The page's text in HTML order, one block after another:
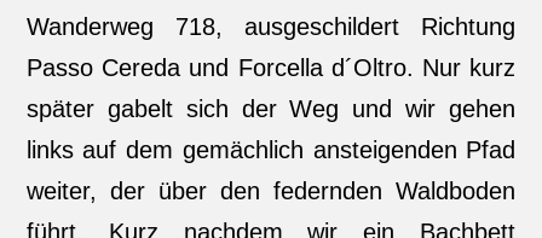
Wanderweg 718, ausgeschildert Richtung
Passo Cereda und Forcella d´Oltro. Nur kurz
später gabelt sich der Weg und wir gehen
links auf dem gemächlich ansteigenden Pfad
weiter, der über den federnden Waldboden
führt. Kurz nachdem wir ein Bachbett